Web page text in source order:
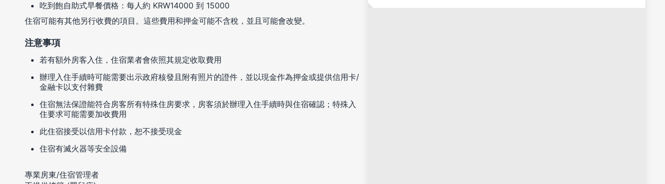
吃到飽自助式早餐價格：每人約 KRW14000 到 15000
住宿可能有其他另行收費的項目。這些費用和押金可能不含稅，並且可能會改變。
注意事項
若有額外房客入住，住宿業者會依照其規定收取費用
辦理入住手續時可能需要出示政府核發且附有照片的證件，並以現金作為押金或提供信用卡/
金融卡以支付雜費
住宿無法保證能符合房客所有特殊住房要求，房客須於辦理入住手續時與住宿確認；特殊入
住要求可能需要加收費用
此住宿接受以信用卡付款，恕不接受現金
住宿有滅火器等安全設備
專業房東/住宿管理者